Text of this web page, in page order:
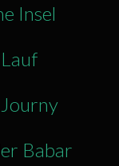
Insel
Babar